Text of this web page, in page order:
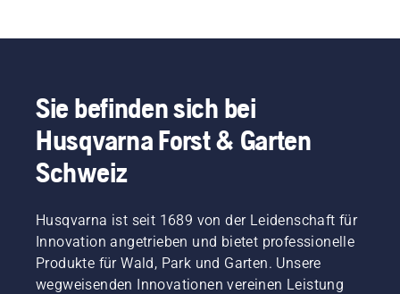
Sie befinden sich bei
Husqvarna Forst & Garten
Schweiz
Husqvarna ist seit 1689 von der Leidenschaft für
Innovation angetrieben und bietet professionelle
Produkte für Wald, Park und Garten. Unsere
wegweisenden Innovationen vereinen Leistung